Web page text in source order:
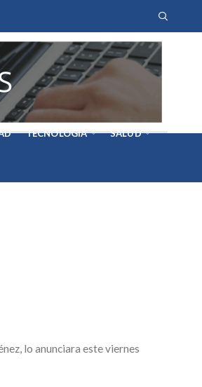
TECNOLOGÍA SALUD
lo anunciara este viernes